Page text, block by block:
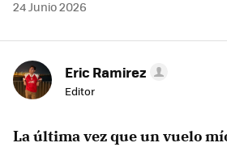
24 Junio 2026
Eric Ramirez
Editor
La última vez que un vuelo